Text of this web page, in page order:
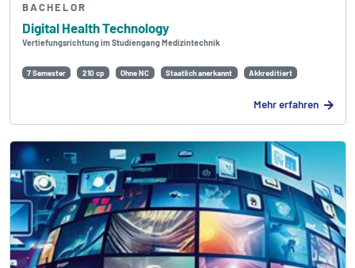
Digital Health Technology
Vertiefungsrichtung im Studiengang Medizintechnik
BACHELOR
7 Semester 210 cp Ohne NC Staatlich anerkannt Akkreditiert
Mehr erfahren